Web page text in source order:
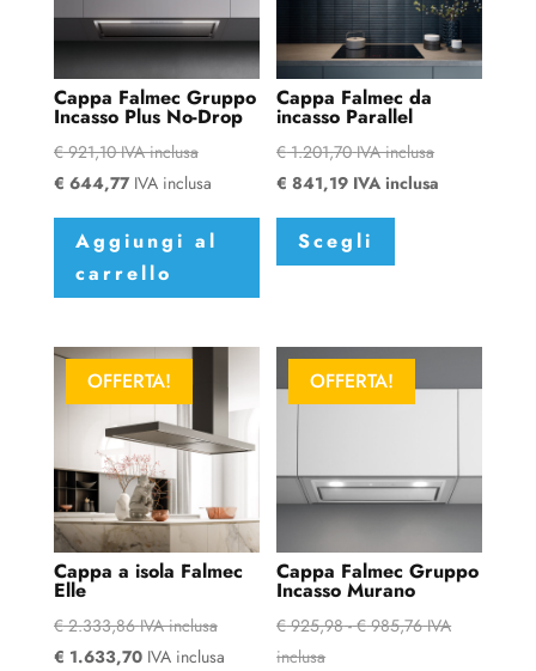
Cappa Falmec Gruppo
Incasso Plus No-Drop
€921,10 IVA inclusa
€ 644,77 IVA inclusa
Aggiungi al
carrello
Cappa Falmec da
incasso Parallel
€1.201,70 IVA inclusa
€ 841,19 IVA inclusa
Scegli
Questo
ha
Le
opzioni
scelte
nella
pagina
del
prodotto
OFFERTA!
Cappa a isola Falmec
Elle
€2.333,86 IVA inclusa
€ 1.633,70 IVA inclusa
OFFERTA!
Cappa Falmec Gruppo
Incasso Murano
€925,98 - €985,76Fascia
IVA
inclusa